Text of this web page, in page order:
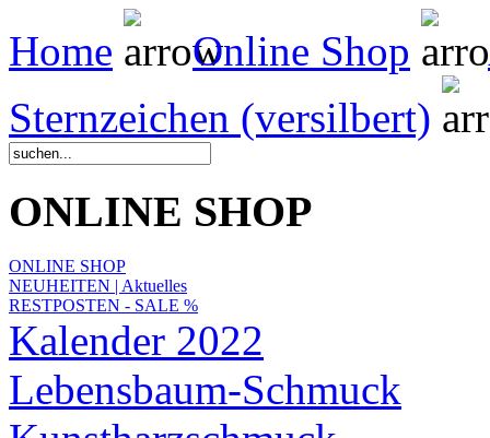
Home Online Shop
Sternzeichen (versilbert)
ONLINE SHOP
ONLINE SHOP
NEUHEITEN | Aktuelles
RESTPOSTEN - SALE %
Kalender 2022
Lebensbaum-Schmuck